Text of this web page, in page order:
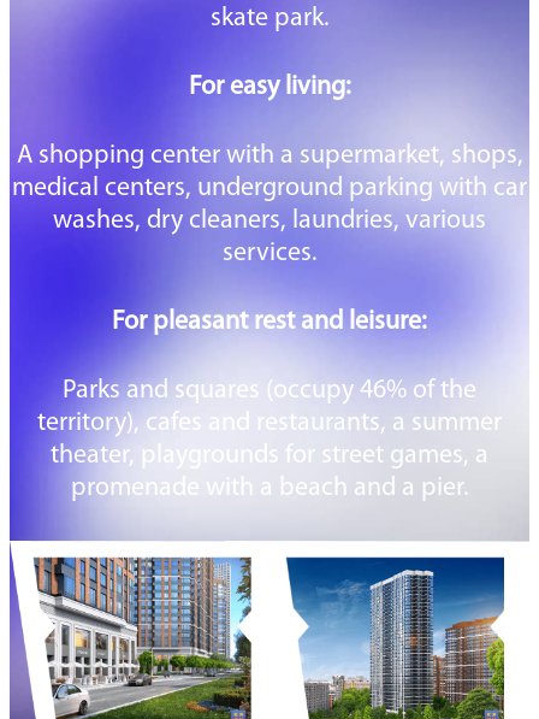
skate park.
For easy living:
A shopping center with a supermarket, shops,
medical centers, underground parking with car
washes, dry cleaners, laundries, various
services.
For pleasant rest and leisure:
Parks and squares (occupy 46% of the
territory), cafes and restaurants, a summer
theater, playgrounds for street games, a
promenade with a beach and a pier.